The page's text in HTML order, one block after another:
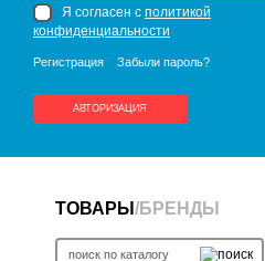
Я согласен с политикой
конфиденциальности
Регистрация Забыли пароль?
АВТОРИЗАЦИЯ
ТОВАРЫ /БРЕНДЫ